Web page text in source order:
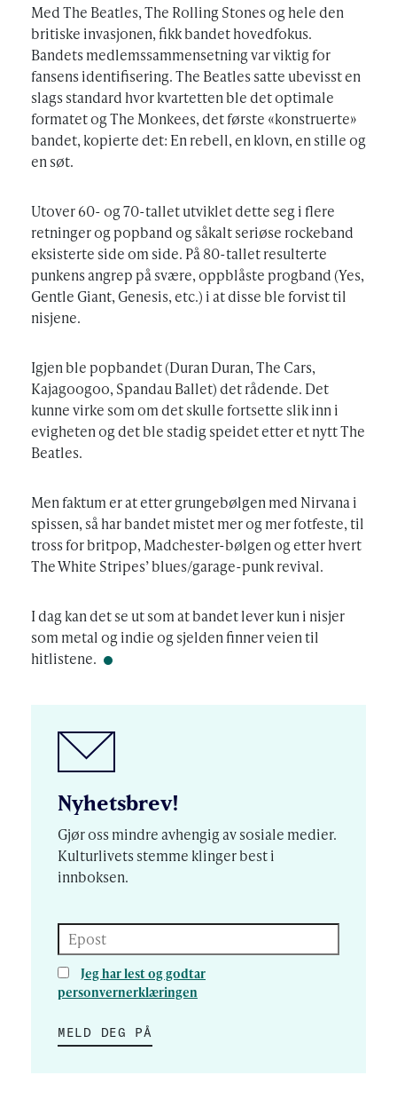
Med The Beatles, The Rolling Stones og hele den
britiske invasjonen, fikk bandet hovedfokus.
Bandets medlemssammensetning var viktig for
fansens identifisering. The Beatles satte ubevisst en
slags standard hvor kvartetten ble det optimale
formatet og The Monkees, det første «konstruerte»
bandet, kopierte det: En rebell, en klovn, en stille og
en søt.
Utover 60- og 70-tallet utviklet dette seg i flere
retninger og popband og såkalt seriøse rockeband
eksisterte side om side. På 80-tallet resulterte
punkens angrep på svære, oppblåste progband (Yes,
Gentle Giant, Genesis, etc.) i at disse ble forvist til
nisjene.
Igjen ble popbandet (Duran Duran, The Cars,
Kajagoogoo, Spandau Ballet) det rådende. Det
kunne virke som om det skulle fortsette slik inn i
evigheten og det ble stadig speidet etter et nytt The
Beatles.
Men faktum er at etter grungebølgen med Nirvana i
spissen, så har bandet mistet mer og mer fotfeste, til
tross for britpop, Madchester-bølgen og etter hvert
The White Stripes’ blues/garage-punk revival.
I dag kan det se ut som at bandet lever kun i nisjer
som metal og indie og sjelden finner veien til
hitlistene.
Nyhetsbrev!
Gjør oss mindre avhengig av sosiale medier.
Kulturlivets stemme klinger best i
innboksen.
Epost
Jeg har lest og godtar
personvernerklæringen
MELD DEG PÅ